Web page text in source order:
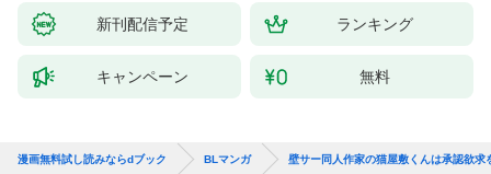
新刊配信予定 ランキング
キャンペーン 無料
漫画無料試し読みならdブック BLマンガ 壁サー同人作家の猫屋敷くんは承認欲求